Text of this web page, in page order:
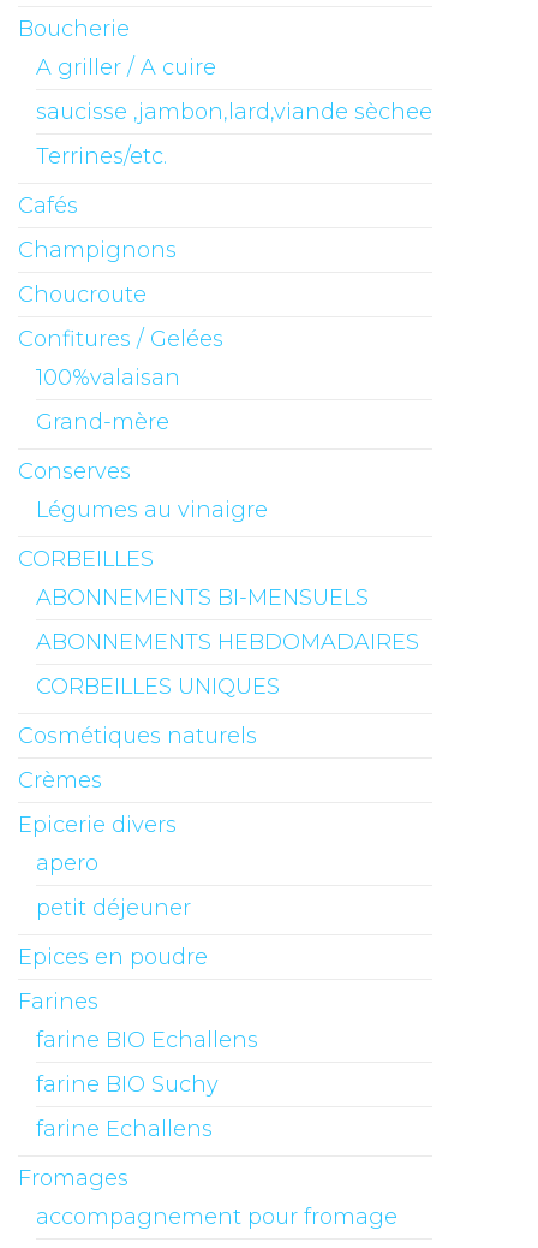
Boucherie
A griller / A cuire
saucisse ,jambon,lard,viande sèchee
Terrines/etc.
Cafés
Champignons
Choucroute
Confitures / Gelées
100%valaisan
Grand-mère
Conserves
Légumes au vinaigre
CORBEILLES
ABONNEMENTS BI-MENSUELS
ABONNEMENTS HEBDOMADAIRES
CORBEILLES UNIQUES
Cosmétiques naturels
Crèmes
Epicerie divers
apero
petit déjeuner
Epices en poudre
Farines
farine BIO Echallens
farine BIO Suchy
farine Echallens
Fromages
accompagnement pour fromage